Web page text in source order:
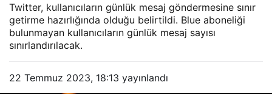
Twitter, kullanıcıların günlük mesaj göndermesine sınır
getirme hazırlığında olduğu belirtildi. Blue aboneliği
bulunmayan kullanıcıların günlük mesaj sayısı
sınırlandırılacak.
22 Temmuz 2023, 18:13 yayınlandı